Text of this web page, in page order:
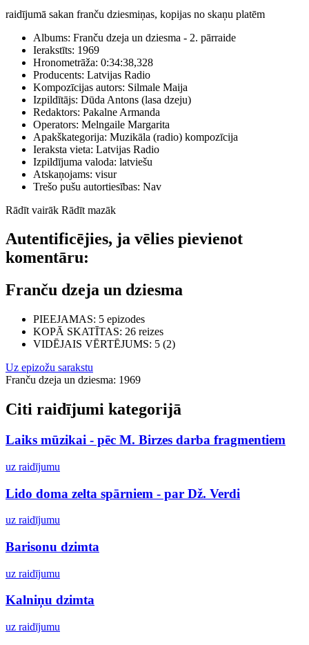
raidījumā sakan franču dziesmiņas, kopijas no skaņu platēm
Albums: Franču dzeja un dziesma - 2. pārraide
Ierakstīts: 1969
Hronometrāža: 0:34:38,328
Producents: Latvijas Radio
Kompozīcijas autors: Silmale Maija
Izpildītājs: Dūda Antons (lasa dzeju)
Redaktors: Pakalne Armanda
Operators: Melngaile Margarita
Apakškategorija: Muzikāla (radio) kompozīcija
Ieraksta vieta: Latvijas Radio
Izpildījuma valoda: latviešu
Atskaņojams: visur
Trešo pušu autortiesības: Nav
Rādīt vairāk Rādīt mazāk
Autentificējies, ja vēlies pievienot
komentāru:
Franču dzeja un dziesma
PIEEJAMAS: 5 epizodes
KOPĀ SKATĪTAS: 26 reizes
VIDĒJAIS VĒRTĒJUMS: 5 (2)
Uz epizožu sarakstu
Franču dzeja un dziesma: 1969
Citi raidījumi kategorijā
Laiks mūzikai - pēc M. Birzes darba fragmentiem
uz raidījumu
Lido doma zelta spārniem - par Dž. Verdi
uz raidījumu
Barisonu dzimta
uz raidījumu
Kalniņu dzimta
uz raidījumu